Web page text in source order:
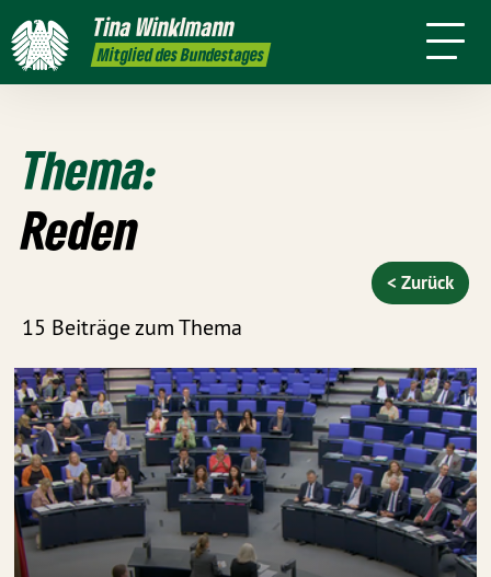
TinaWinklmann
Mitglied des Bundestages
Presse Termine Kontakt
mich
Thema:
Reden
15 Beiträge zum Thema
< Zurück